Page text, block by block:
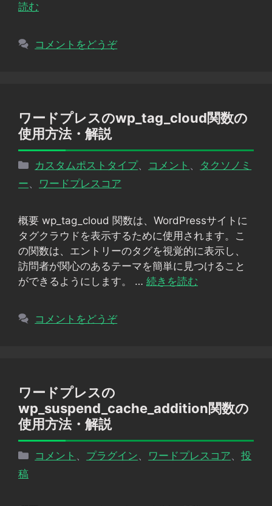
読む
コメントをどうぞ
ワードプレスのwp_tag_cloud関数の
使用方法・解説
カ
テ
ー
カスタムポストタイプ、 コメント 、 タクソノミ
ー、 ワードプレスコア
概要 wp_tag_cloud 関数は、WordPressサイトに
タグクラウドを表示するために使用されます。こ
の関数は、エントリーのタグを視覚的に表示し、
訪問者が関心のあるテーマを簡単に見つけること
ができるようにします。 … 続きを読む
コメントをどうぞ
ワードプレスの
wp_suspend_cache_addition関数の
使用方法・解説
カ
コメント 、 プラグイン、 ワードプレスコア、投
稿